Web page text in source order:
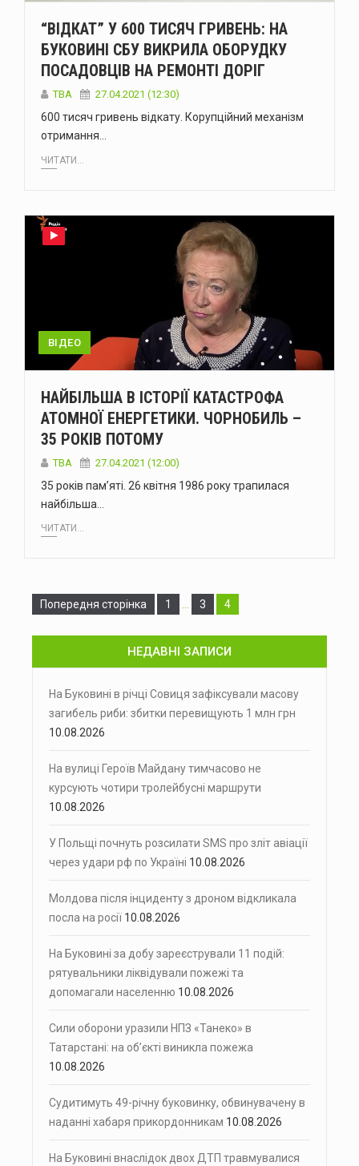
“ВІДКАТ” У 600 ТИСЯЧ ГРИВЕНЬ: НА
БУКОВИНІ СБУ ВИКРИЛА ОБОРУДКУ
ПОСАДОВЦІВ НА РЕМОНТІ ДОРІГ
TBA 27.04.2021 (12:30)
600 тисяч гривень відкату. Корупційний механізм
отримання…
ЧИТАТИ...
ВІДЕО
НАЙБІЛЬША В ІСТОРІЇ КАТАСТРОФА
АТОМНОЇ ЕНЕРГЕТИКИ. ЧОРНОБИЛЬ –
35 РОКІВ ПОТОМУ
TBA 27.04.2021 (12:00)
35 років пам’яті. 26 квітня 1986 року трапилася
найбільша…
ЧИТАТИ...
Попередня сторінка Сторінка
1 Сторінка
3 Сторінка
4
НЕДАВНІ ЗАПИСИ
На Буковині в річці Совиця зафіксували масову
загибель риби: збитки перевищують 1 млн грн
10.08.2026
На вулиці Героїв Майдану тимчасово не
курсують чотири тролейбусні маршрути
10.08.2026
У Польщі почнуть розсилати SMS про зліт авіації
через удари рф по Україні 10.08.2026
Молдова після інциденту з дроном відкликала
посла на росії 10.08.2026
На Буковині за добу зареєстрували 11 подій:
рятувальники ліквідували пожежі та
допомагали населенню 10.08.2026
Сили оборони уразили НПЗ «Танеко» в
Татарстані: на об’єкті виникла пожежа
10.08.2026
Судитимуть 49-річну буковинку, обвинувачену в
наданні хабаря прикордонникам 10.08.2026
На Буковині внаслідок двох ДТП травмувалися